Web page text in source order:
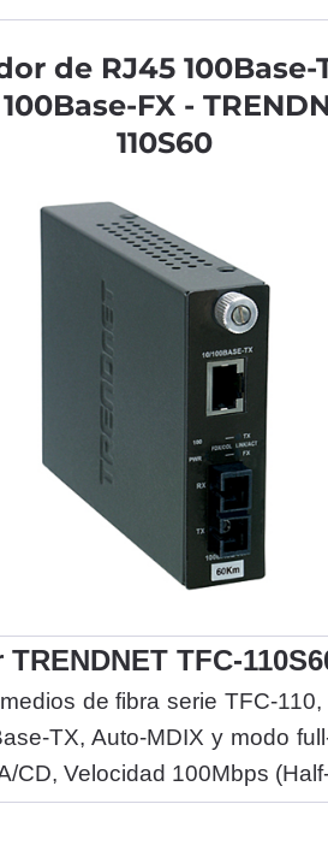
de RJ45 100Base-
FX -
110S60
TFC-
de fibra serie TFC-
TX, Auto-MDIX y modo
CD, Velocidad 100Mbps